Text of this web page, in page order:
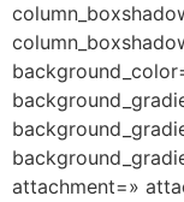
attachment=»